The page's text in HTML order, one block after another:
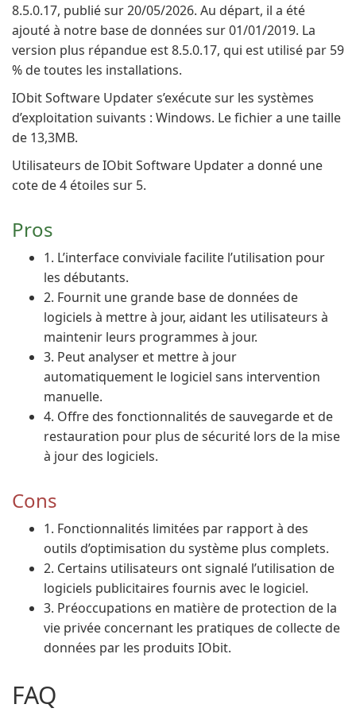
8.5.0.17, publié sur 20/05/2026. Au départ, il a été
ajouté à notre base de données sur 01/01/2019. La
version plus répandue est 8.5.0.17, qui est utilisé par 59
% de toutes les installations.
IObit Software Updater s’exécute sur les systèmes
d’exploitation suivants : Windows. Le fichier a une taille
de 13,3MB.
Utilisateurs de IObit Software Updater a donné une
cote de 4 étoiles sur 5.
Pros
1. L’interface conviviale facilite l’utilisation pour
les débutants.
2. Fournit une grande base de données de
logiciels à mettre à jour, aidant les utilisateurs à
maintenir leurs programmes à jour.
3. Peut analyser et mettre à jour
automatiquement le logiciel sans intervention
manuelle.
4. Offre des fonctionnalités de sauvegarde et de
restauration pour plus de sécurité lors de la mise
à jour des logiciels.
Cons
1. Fonctionnalités limitées par rapport à des
outils d’optimisation du système plus complets.
2. Certains utilisateurs ont signalé l’utilisation de
logiciels publicitaires fournis avec le logiciel.
3. Préoccupations en matière de protection de la
vie privée concernant les pratiques de collecte de
données par les produits IObit.
FAQ